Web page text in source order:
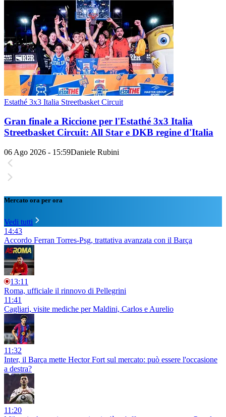
Estathé 3x3 Italia Streetbasket Circuit
Gran finale a Riccione per l'Estathé 3x3 Italia
Streetbasket Circuit: All Star e DKB regine d'Italia
06 Ago 2026 - 15:59Daniele Rubini
Mercato ora per ora
Vedi tutti
14:43
Accordo Ferran Torres-Psg, trattativa avanzata con il Barça
13:11
Roma, ufficiale il rinnovo di Pellegrini
11:41
Cagliari, visite mediche per Maldini, Carlos e Aurelio
11:32
Inter, il Barça mette Hector Fort sul mercato: può essere l'occasione
a destra?
11:20